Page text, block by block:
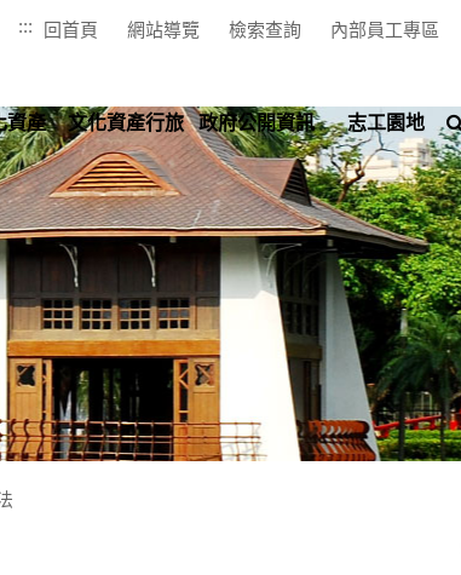
::: 回首頁 網站導覽 檢索查詢 內部員工專區
資產 文化資產行旅 政府公開資訊 志工園地